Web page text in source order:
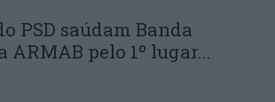
PSD saúdam Banda
ARMAB pelo 1º lugar...